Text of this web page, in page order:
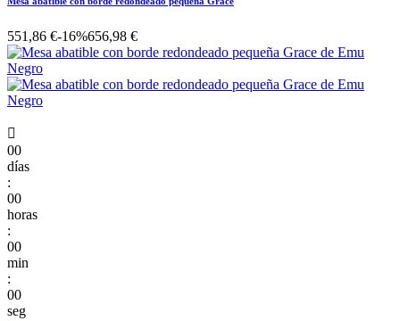
551,86 €-16%656,98 €

00
días
:
00
horas
:
00
min
:
00
seg